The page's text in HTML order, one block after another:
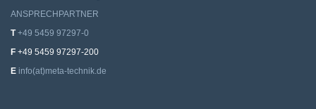
ANSPRECHPARTNER
T +49 5459 97297-0
F ‍‍+‍49 ‍5459 ‍97297-200
E info(at)meta-technik.de